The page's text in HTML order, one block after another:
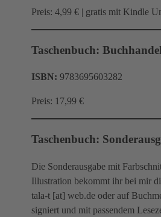
Preis: 4,99 € | gratis mit Kindle
Taschenbuch: Buchhandel
ISBN: 9783695603282
Preis: 17,99 €
Taschenbuch:
Die Sonderausgabe mit
Illustration bekommt ihr bei mir
tala-t [at] web.de oder auf
signiert und mit passendem